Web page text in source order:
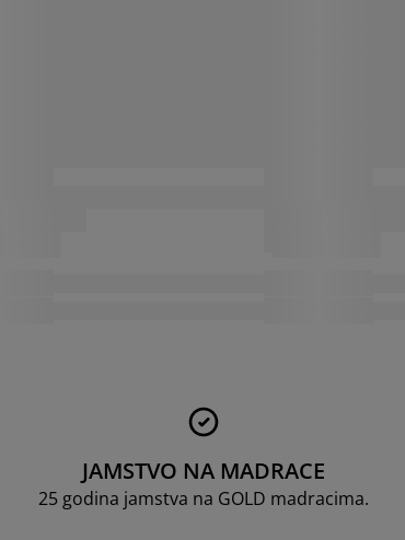
JAMSTVO NA MADRACE
25 godina jamstva na GOLD madracima.